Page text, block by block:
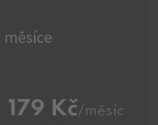
měsíce
179 Kč/měsíc